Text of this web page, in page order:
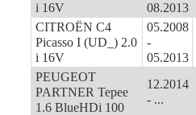
i 16V
08.2013
CITROËN C4
Picasso I (UD_) 2.0
i 16V
05.2008
-
05.2013
PEUGEOT
PARTNER Tepee
1.6 BlueHDi 100
12.2014
- ...